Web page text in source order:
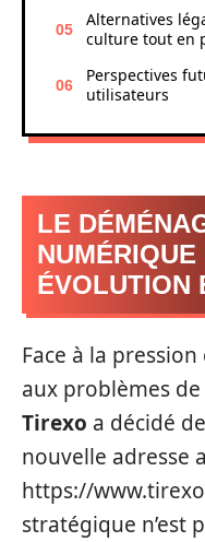
Alternatives
culture tout en
Perspectives
utilisateurs
LE
ÉVOLUTION
Face à la
aux problèmes
Tirexo a décidé
nouvelle adresse
https://
stratégique n’est